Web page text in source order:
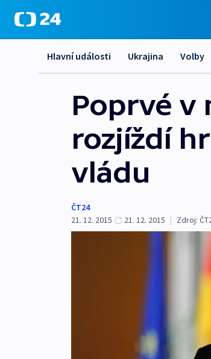
Hlavní události Ukrajina Volby
Poprvé v
rozjíždí
vládu
ČT24
21. 12. 2015
21. 12. 2015 | Zdroj: